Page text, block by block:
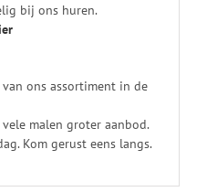
bij ons huren.
ons assortiment in de
malen groter aanbod.
Kom gerust eens langs.